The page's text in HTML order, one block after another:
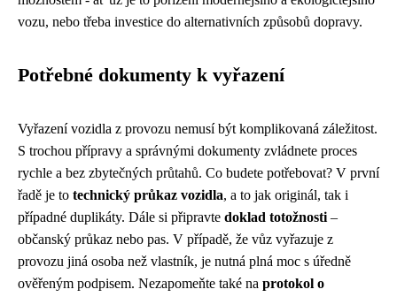
vozu, nebo třeba investice do alternativních způsobů dopravy.
Potřebné dokumenty k vyřazení
Vyřazení vozidla z provozu nemusí být komplikovaná záležitost.
S trochou přípravy a správnými dokumenty zvládnete proces
rychle a bez zbytečných průtahů. Co budete potřebovat? V první
řadě je to technický průkaz vozidla, a to jak originál, tak i
případné duplikáty. Dále si připravte doklad totožnosti –
občanský průkaz nebo pas. V případě, že vůz vyřazuje z
provozu jiná osoba než vlastník, je nutná plná moc s úředně
ověřeným podpisem. Nezapomeňte také na protokol o